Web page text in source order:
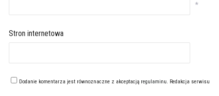
*
Stron internetowa
Dodanie komentarza jest równoznaczne z akceptacją regulaminu. Redakcja serwisu